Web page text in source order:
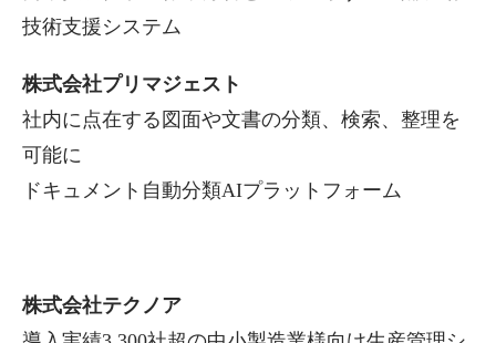
技術支援システム
株式会社プリマジェスト
社内に点在する図面や文書の分類、検索、整理を
可能に
ドキュメント自動分類AIプラットフォーム
株式会社テクノア